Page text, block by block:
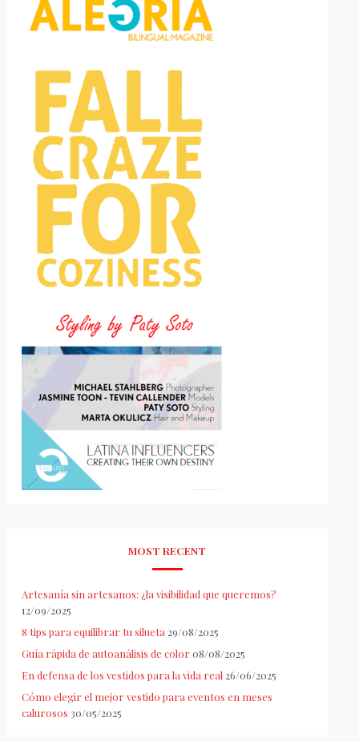
MOST RECENT
Artesanía sin artesanos: ¿la visibilidad que queremos?
12/09/2025
8 tips para equilibrar tu silueta29/08/2025
Guía rápida de autoanálisis de color 08/08/2025
En defensa de los vestidos para la vida real26/06/2025
Cómo elegir el mejor vestido para eventos en meses
calurosos 30/05/2025